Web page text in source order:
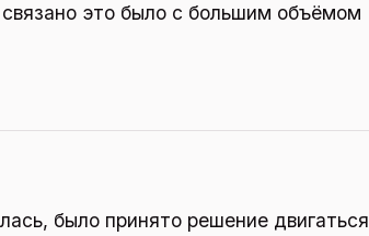
это было с большим объёмом
было принято решение двигаться